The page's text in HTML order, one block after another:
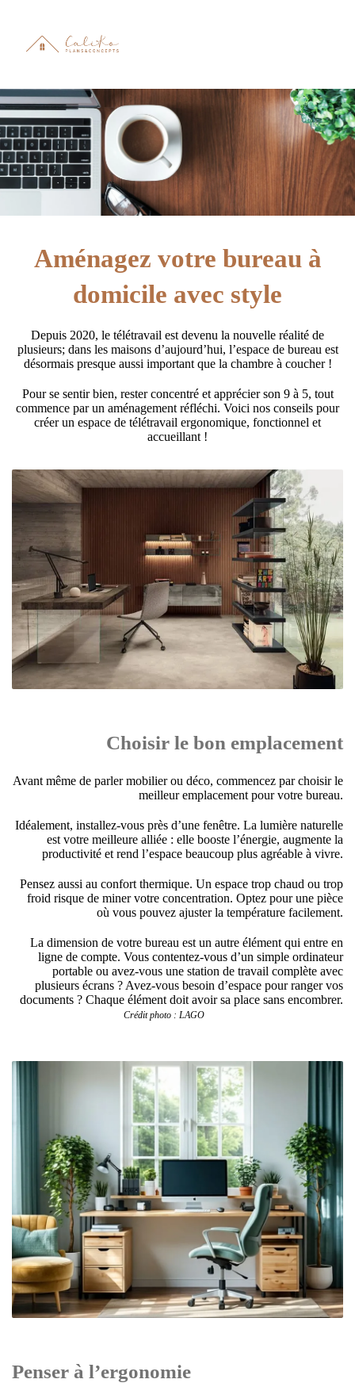
Aménagez votre bureau à
domicile avec style
Depuis 2020, le télétravail est devenu la nouvelle réalité de
plusieurs; dans les maisons d’aujourd’hui, l’espace de bureau est
désormais presque aussi important que la chambre à coucher !
Pour se sentir bien, rester concentré et apprécier son 9 à 5, tout
commence par un aménagement réfléchi. Voici nos conseils pour
créer un espace de télétravail ergonomique, fonctionnel et
accueillant !
Choisir le bon emplacement
Avant même de parler mobilier ou déco, commencez par choisir le
meilleur emplacement pour votre bureau.
Idéalement, installez-vous près d’une fenêtre. La lumière naturelle
est votre meilleure alliée : elle booste l’énergie, augmente la
productivité et rend l’espace beaucoup plus agréable à vivre.
Pensez aussi au confort thermique. Un espace trop chaud ou trop
froid risque de miner votre concentration. Optez pour une pièce
où vous pouvez ajuster la température facilement.
La dimension de votre bureau est un autre élément qui entre en
ligne de compte. Vous contentez-vous d’un simple ordinateur
portable ou avez-vous une station de travail complète avec
plusieurs écrans ? Avez-vous besoin d’espace pour ranger vos
documents ? Chaque élément doit avoir sa place sans encombrer.
Crédit photo : LAGO
Penser à l’ergonomie